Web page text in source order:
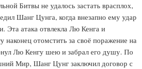
Битвы не удалось застать врасплох,
Шанг Цунга, когда внезапно ему удар
Эта атака отвлекла Лю Кенга и
наконец отомстить за своё поражение на
Лю Кенгу шею и забрал его душу. По
Мир, Шанг Цунг заключил договор с